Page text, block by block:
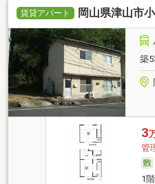
賃貸アパート 岡山県津山市
築
3
管
1